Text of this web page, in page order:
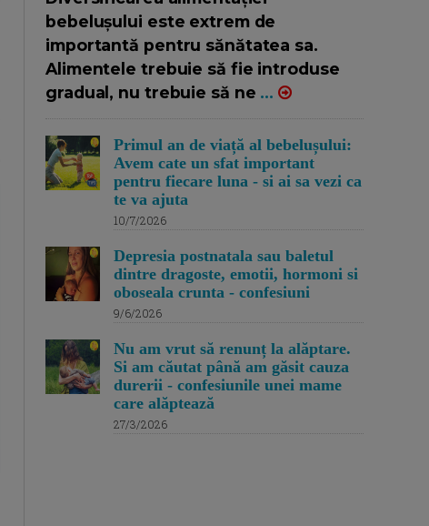
bebelușului este extrem de
importantă pentru sănătatea sa.
Alimentele trebuie să fie introduse
gradual, nu trebuie să ne ...
Primul an de viață al bebelușului:
Avem cate un sfat important
pentru fiecare luna - si ai sa vezi ca
te va ajuta
10/7/2026
Depresia postnatala sau baletul
dintre dragoste, emotii, hormoni si
oboseala crunta - confesiuni
9/6/2026
Nu am vrut să renunț la alăptare.
Si am căutat până am găsit cauza
durerii - confesiunile unei mame
care alăptează
27/3/2026